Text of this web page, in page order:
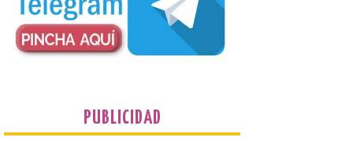
La vigésima fotografía de
9 Ago 2026PUBLICIDAD